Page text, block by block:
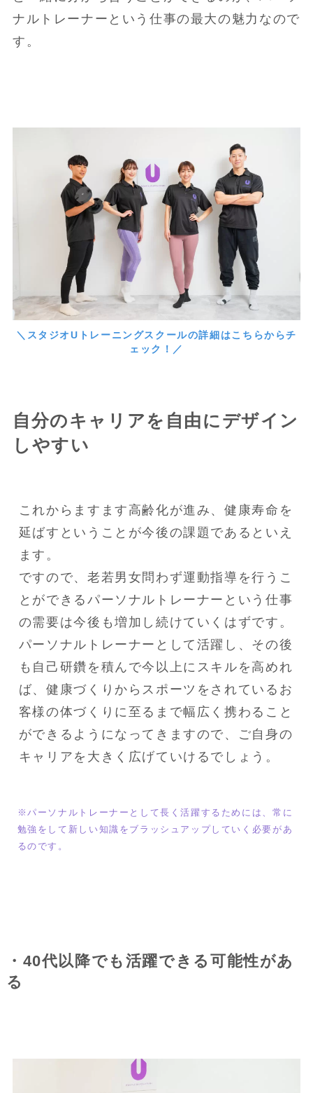
ナルトレーナーという仕事の最大の魅力なので
す。
＼スタジオUトレーニングスクールの詳細はこちらからチ
ェック！／
自分のキャリアを自由にデザイン
しやすい
これからますます高齢化が進み、健康寿命を
延ばすということが今後の課題であるといえ
ます。
ですので、老若男女問わず運動指導を行うこ
とができるパーソナルトレーナーという仕事
の需要は今後も増加し続けていくはずです。
パーソナルトレーナーとして活躍し、その後
も自己研鑽を積んで今以上にスキルを高めれ
ば、健康づくりからスポーツをされているお
客様の体づくりに至るまで幅広く携わること
ができるようになってきますので、ご自身の
キャリアを大きく広げていけるでしょう。
※パーソナルトレーナーとして長く活躍するためには、常に
勉強をして新しい知識をブラッシュアップしていく必要があ
るのです。
・40代以降でも活躍できる可能性があ
る